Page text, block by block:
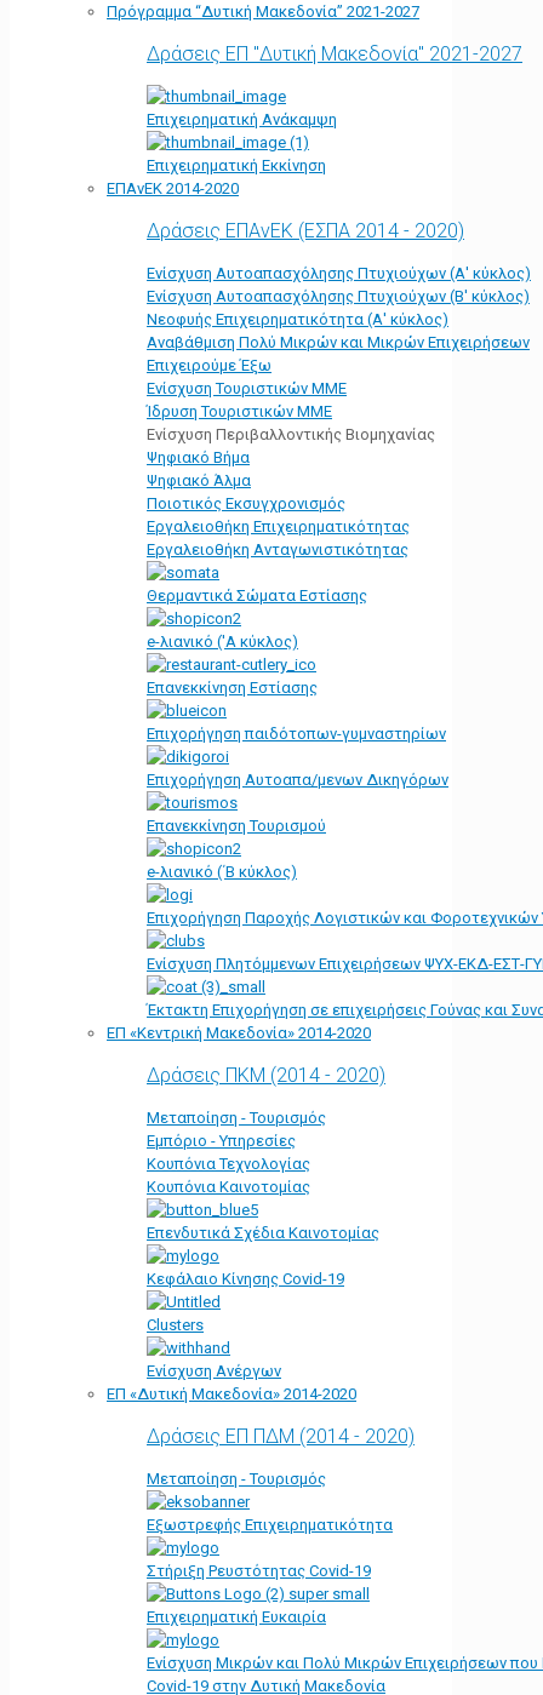
Πρόγραμμα “Δυτική Μακεδονία” 2021-2027
Δράσεις ΕΠ "Δυτική Μακεδονία" 2021-2027
Επιχειρηματική Ανάκαμψη
Επιχειρηματική Εκκίνηση
ΕΠΑνΕΚ 2014-2020
Δράσεις ΕΠΑνΕΚ (ΕΣΠΑ 2014 - 2020)
Ενίσχυση Αυτοαπασχόλησης Πτυχιούχων (Α' κύκλος)
Ενίσχυση Αυτοαπασχόλησης Πτυχιούχων (Β' κύκλος)
Νεοφυής Επιχειρηματικότητα (Α' κύκλος)
Αναβάθμιση Πολύ Μικρών και Μικρών Επιχειρήσεων
Επιχειρούμε Έξω
Ενίσχυση Τουριστικών ΜΜΕ
Ίδρυση Τουριστικών ΜΜΕ
Ενίσχυση Περιβαλλοντικής Βιομηχανίας
Ψηφιακό Βήμα
Ψηφιακό Άλμα
Ποιοτικός Εκσυγχρονισμός
Εργαλειοθήκη Eπιχειρηματικότητας
Εργαλειοθήκη Ανταγωνιστικότητας
Θερμαντικά Σώματα Εστίασης
e-λιανικό ('Α κύκλος)
Επανεκκίνηση Εστίασης
Επιχορήγηση παιδότοπων-γυμναστηρίων
Επιχορήγηση Αυτοαπα/μενων Δικηγόρων
Επανεκκίνηση Τουρισμού
e-λιανικό (΄Β κύκλος)
Επιχορήγηση Παροχής Λογιστικών και
Ενίσχυση Πλητόμμενων Επιχειρήσεων ΨΥΧ-ΕΚΔ-ΕΣΤ-
Έκτακτη Επιχορήγηση σε επιχειρήσεις Γούνας και
ΕΠ «Kεντρική Μακεδονία» 2014-2020
Δράσεις ΠΚΜ (2014 - 2020)
Μεταποίηση - Τουρισμός
Εμπόριο - Υπηρεσίες
Κουπόνια Τεχνολογίας
Κουπόνια Καινοτομίας
Επενδυτικά Σχέδια Καινοτομίας
Κεφάλαιο Κίνησης Covid-19
Clusters
Ενίσχυση Ανέργων
ΕΠ «Δυτική Μακεδονία» 2014-2020
Δράσεις ΕΠ ΠΔΜ (2014 - 2020)
Μεταποίηση - Τουρισμός
Εξωστρεφής Επιχειρηματικότητα
Στήριξη Ρευστότητας Covid-19
Επιχειρηματική Ευκαιρία
Ενίσχυση Μικρών και Πολύ Μικρών Επιχειρήσεων
Covid-19 στην Δυτική Μακεδονία